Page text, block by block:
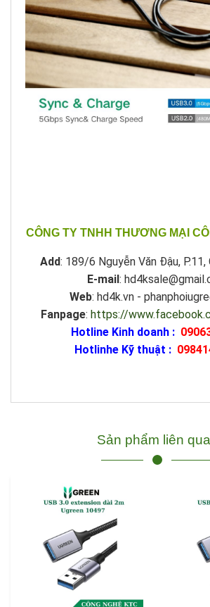
CÔNG TY TNHH THƯƠNG MẠI
Add: 189/6 Nguyễn Văn Đậu, P.11,
E-mail :
Web: hd4k.vn -
Fanpage: https://
Hotline Kinh doanh :
Hotlinhe Kỹ thuật :
Sản phẩm liên